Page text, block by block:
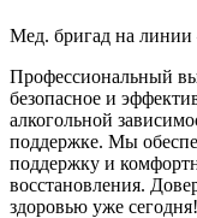
Мед. бригад на линии
Профессиональный
безопасное и
алкогольной
поддержке. Мы
поддержку и
восстановления.
здоровью уже сегодня!